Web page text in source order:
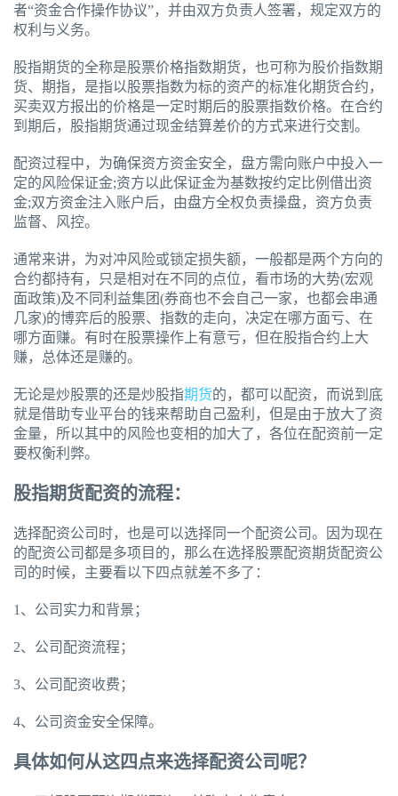
者“资金合作操作协议”，并由双方负责人签署，规定双方的
权利与义务。
股指期货的全称是股票价格指数期货，也可称为股价指数期
货、期指，是指以股票指数为标的资产的标准化期货合约，
买卖双方报出的价格是一定时期后的股票指数价格。在合约
到期后，股指期货通过现金结算差价的方式来进行交割。
配资过程中，为确保资方资金安全，盘方需向账户中投入一
定的风险保证金;资方以此保证金为基数按约定比例借出资
金;双方资金注入账户后，由盘方全权负责操盘，资方负责
监督、风控。
通常来讲，为对冲风险或锁定损失额，一般都是两个方向的
合约都持有，只是相对在不同的点位，看市场的大势(宏观
面政策)及不同利益集团(券商也不会自己一家，也都会串通
几家)的博弈后的股票、指数的走向，决定在哪方面亏、在
哪方面赚。有时在股票操作上有意亏，但在股指合约上大
赚，总体还是赚的。
无论是炒股票的还是炒股指期货的，都可以配资，而说到底
就是借助专业平台的钱来帮助自己盈利，但是由于放大了资
金量，所以其中的风险也变相的加大了，各位在配资前一定
要权衡利弊。
股指期货配资的流程：
选择配资公司时，也是可以选择同一个配资公司。因为现在
的配资公司都是多项目的，那么在选择股票配资期货配资公
司的时候，主要看以下四点就差不多了：
1、公司实力和背景；
2、公司配资流程；
3、公司配资收费；
4、公司资金安全保障。
具体如何从这四点来选择配资公司呢？